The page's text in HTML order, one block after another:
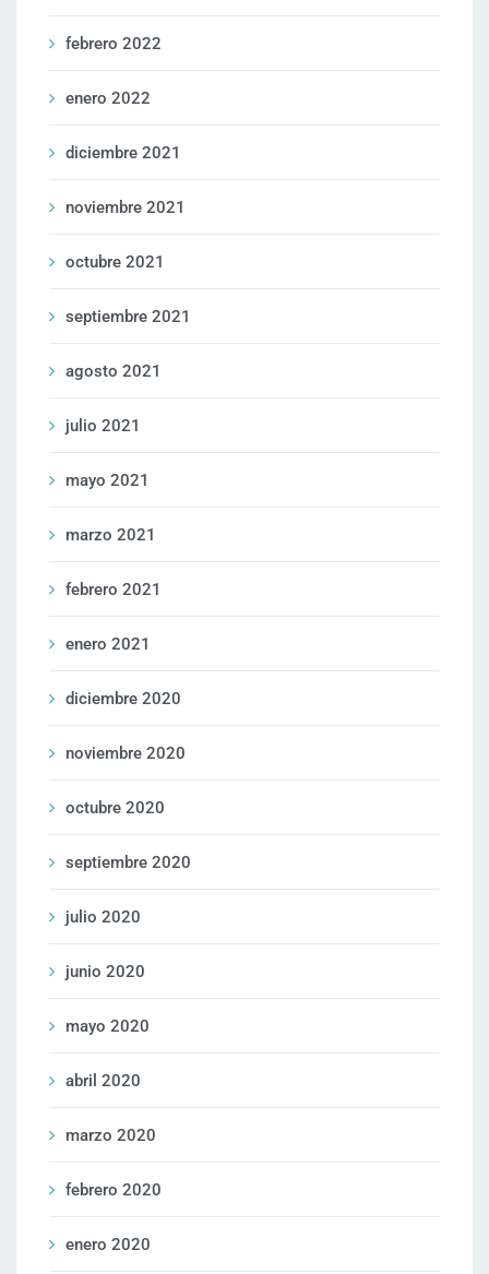
febrero 2022
enero 2022
diciembre 2021
noviembre 2021
octubre 2021
septiembre 2021
agosto 2021
julio 2021
mayo 2021
marzo 2021
febrero 2021
enero 2021
diciembre 2020
noviembre 2020
octubre 2020
septiembre 2020
julio 2020
junio 2020
mayo 2020
abril 2020
marzo 2020
febrero 2020
enero 2020